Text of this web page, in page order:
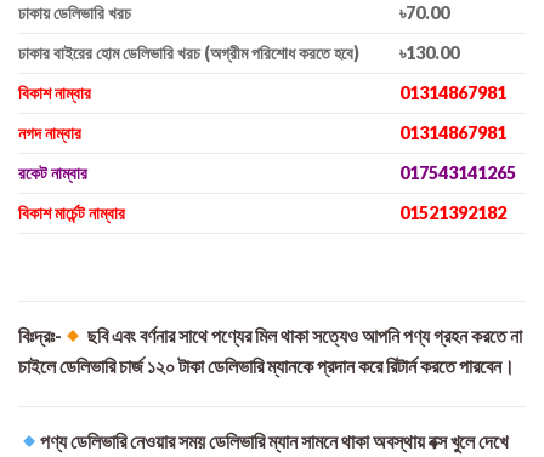
ঢাকায় ডেলিভারি খরচ
৳70.00
ঢাকার বাইরের হোম ডেলিভারি খরচ (অগ্রীম পরিশোধ করতে হবে)
৳130.00
বিকাশ নাম্বার
01314867981
নগদ নাম্বার
01314867981
রকেট নাম্বার
017543141265
বিকাশ মার্চেন্ট নাম্বার
01521392182
বিঃদ্রঃ-
ছবি এবং বর্ণনার সাথে পণ্যের মিল থাকা সত্যেও আপনি পণ্য গ্রহন করতে না
চাইলে ডেলিভারি চার্জ ১২০ টাকা ডেলিভারি ম্যানকে প্রদান করে রিটার্ন করতে পারবেন।
পণ্য ডেলিভারি নেওয়ার সময় ডেলিভারি ম্যান সামনে থাকা অবস্থায় বক্স খুলে দেখে